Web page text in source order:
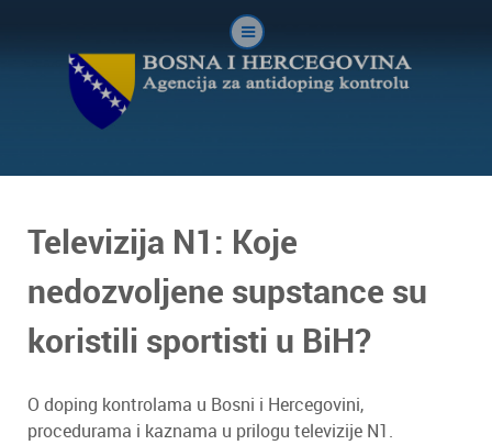
Televizija N1: Koje
nedozvoljene supstance su
koristili sportisti u BiH?
O doping kontrolama u Bosni i Hercegovini,
procedurama i kaznama u prilogu televizije N1.